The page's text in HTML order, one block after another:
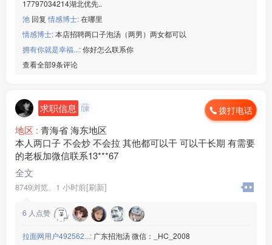
17797034214湖北优先..
池 回复情感博士:在哪里
情感博士:本店招聘两口子泡汤（两男）两女都可以
拥有你就是幸福...:你好怎么联系你
查看全部9条评论
求职信息 蔯 拨打电话
地区 : 青海省 海东地区
本人两口子 不会炒 不会拉 其他都可以干 可以干长期 有需要
的老板加微信联系13***67
全文
8749浏览、 1 小时前[刷新]
6 人点赞
拉面网用户492562...: 广东招泡汤 微信：_HC_2008